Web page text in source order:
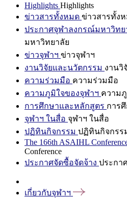
Highlights Highlights
ข่าวสารทั้งหมด ข่าวสารทั้ง
ประกาศจุฬาลงกรณ์มหาวิทย
มหาวิทยาลัย
ข่าวจุฬาฯ ข่าวจุฬาฯ
งานวิจัยและนวัตกรรม งานวิ
ความร่วมมือ ความร่วมมือ
ความภูมิใจของจุฬาฯ ความ
การศึกษาและหลักสูตร การ
จุฬาฯ ในสื่อ จุฬาฯ ในสื่อ
ปฏิทินกิจกรรม ปฏิทินกิจกรร
The 166th ASAIHL
Conference
ประกาศจัดซื้อจัดจ้าง ประกา
เกี่ยวกับจุฬาฯ